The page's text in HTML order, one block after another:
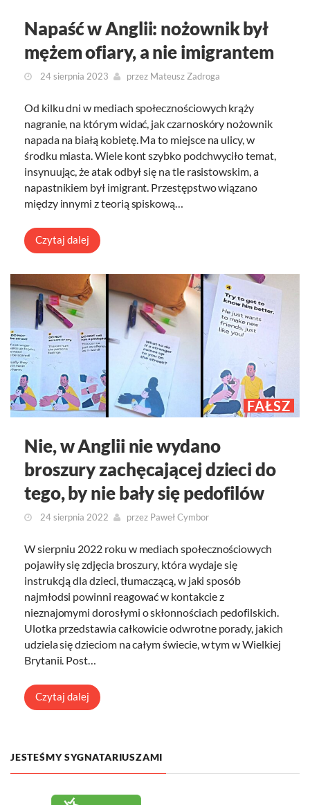
Napaść w Anglii: nożownik był
mężem ofiary, a nie imigrantem
24 sierpnia 2023 przez Mateusz Zadroga
Od kilku dni w mediach społecznościowych krąży
nagranie, na którym widać, jak czarnoskóry nożownik
napada na białą kobietę. Ma to miejsce na ulicy, w
środku miasta. Wiele kont szybko podchwyciło temat,
insynuując, że atak odbył się na tle rasistowskim, a
napastnikiem był imigrant. Przestępstwo wiązano
między innymi z teorią spiskową…
Czytaj dalej
FAŁSZ
Nie, w Anglii nie wydano
broszury zachęcającej dzieci do
tego, by nie bały się pedofilów
24 sierpnia 2022 przez Paweł Cymbor
W sierpniu 2022 roku w mediach społecznościowych
pojawiły się zdjęcia broszury, która wydaje się
instrukcją dla dzieci, tłumaczącą, w jaki sposób
najmłodsi powinni reagować w kontakcie z
nieznajomymi dorosłymi o skłonnościach pedofilskich.
Ulotka przedstawia całkowicie odwrotne porady, jakich
udziela się dzieciom na całym świecie, w tym w Wielkiej
Brytanii. Post…
Czytaj dalej
JESTEŚMY SYGNATARIUSZAMI